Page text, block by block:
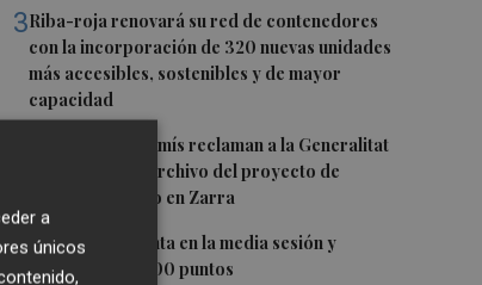
3Riba-roja renovará su red de contenedores
con la incorporación de 320 nuevas unidades
más accesibles, sostenibles y de mayor
capacidad
PSPV y Compromís reclaman a la Generalitat
la retirada y el archivo del proyecto de
macrovertedero en Zarra
5 El Ibex 35 repunta en la media sesión y
supera los 20.200 puntos
a
únicos